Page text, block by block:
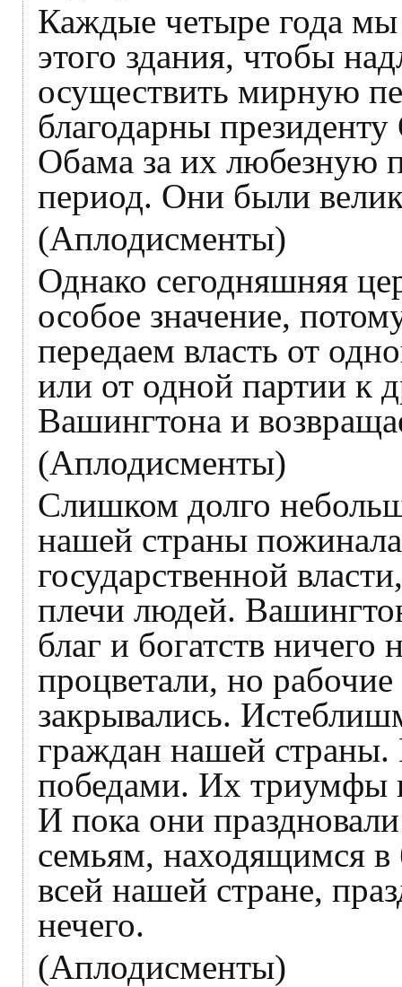
Каждые четыре года мы
этого здания, чтобы
осуществить мирную
благодарны
Обама за их любезную
период. Они были
(Аплодисменты)
Однако сегодняшняя
особое значение,
передаем власть от
или от одной партии к
Вашингтона и
(Аплодисменты)
Слишком долго
нашей страны
государственной
плечи людей.
благ и богатств
процветали, но
закрывались.
граждан нашей
победами. Их
И пока они
семьям, находящимся
всей нашей стране,
нечего.
(Аплодисменты)